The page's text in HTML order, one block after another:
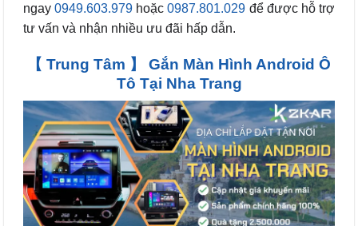
ngay0949.603.979 hoặc0987.801.029 để được hỗ trợ
tư vấn và nhận nhiều ưu đãi hấp dẫn.
【 Trung Tâm 】 Gắn Màn Hình Android Ô
Tô Tại Nha Trang